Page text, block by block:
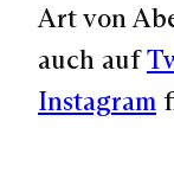
Art von
auch auf
Instagram